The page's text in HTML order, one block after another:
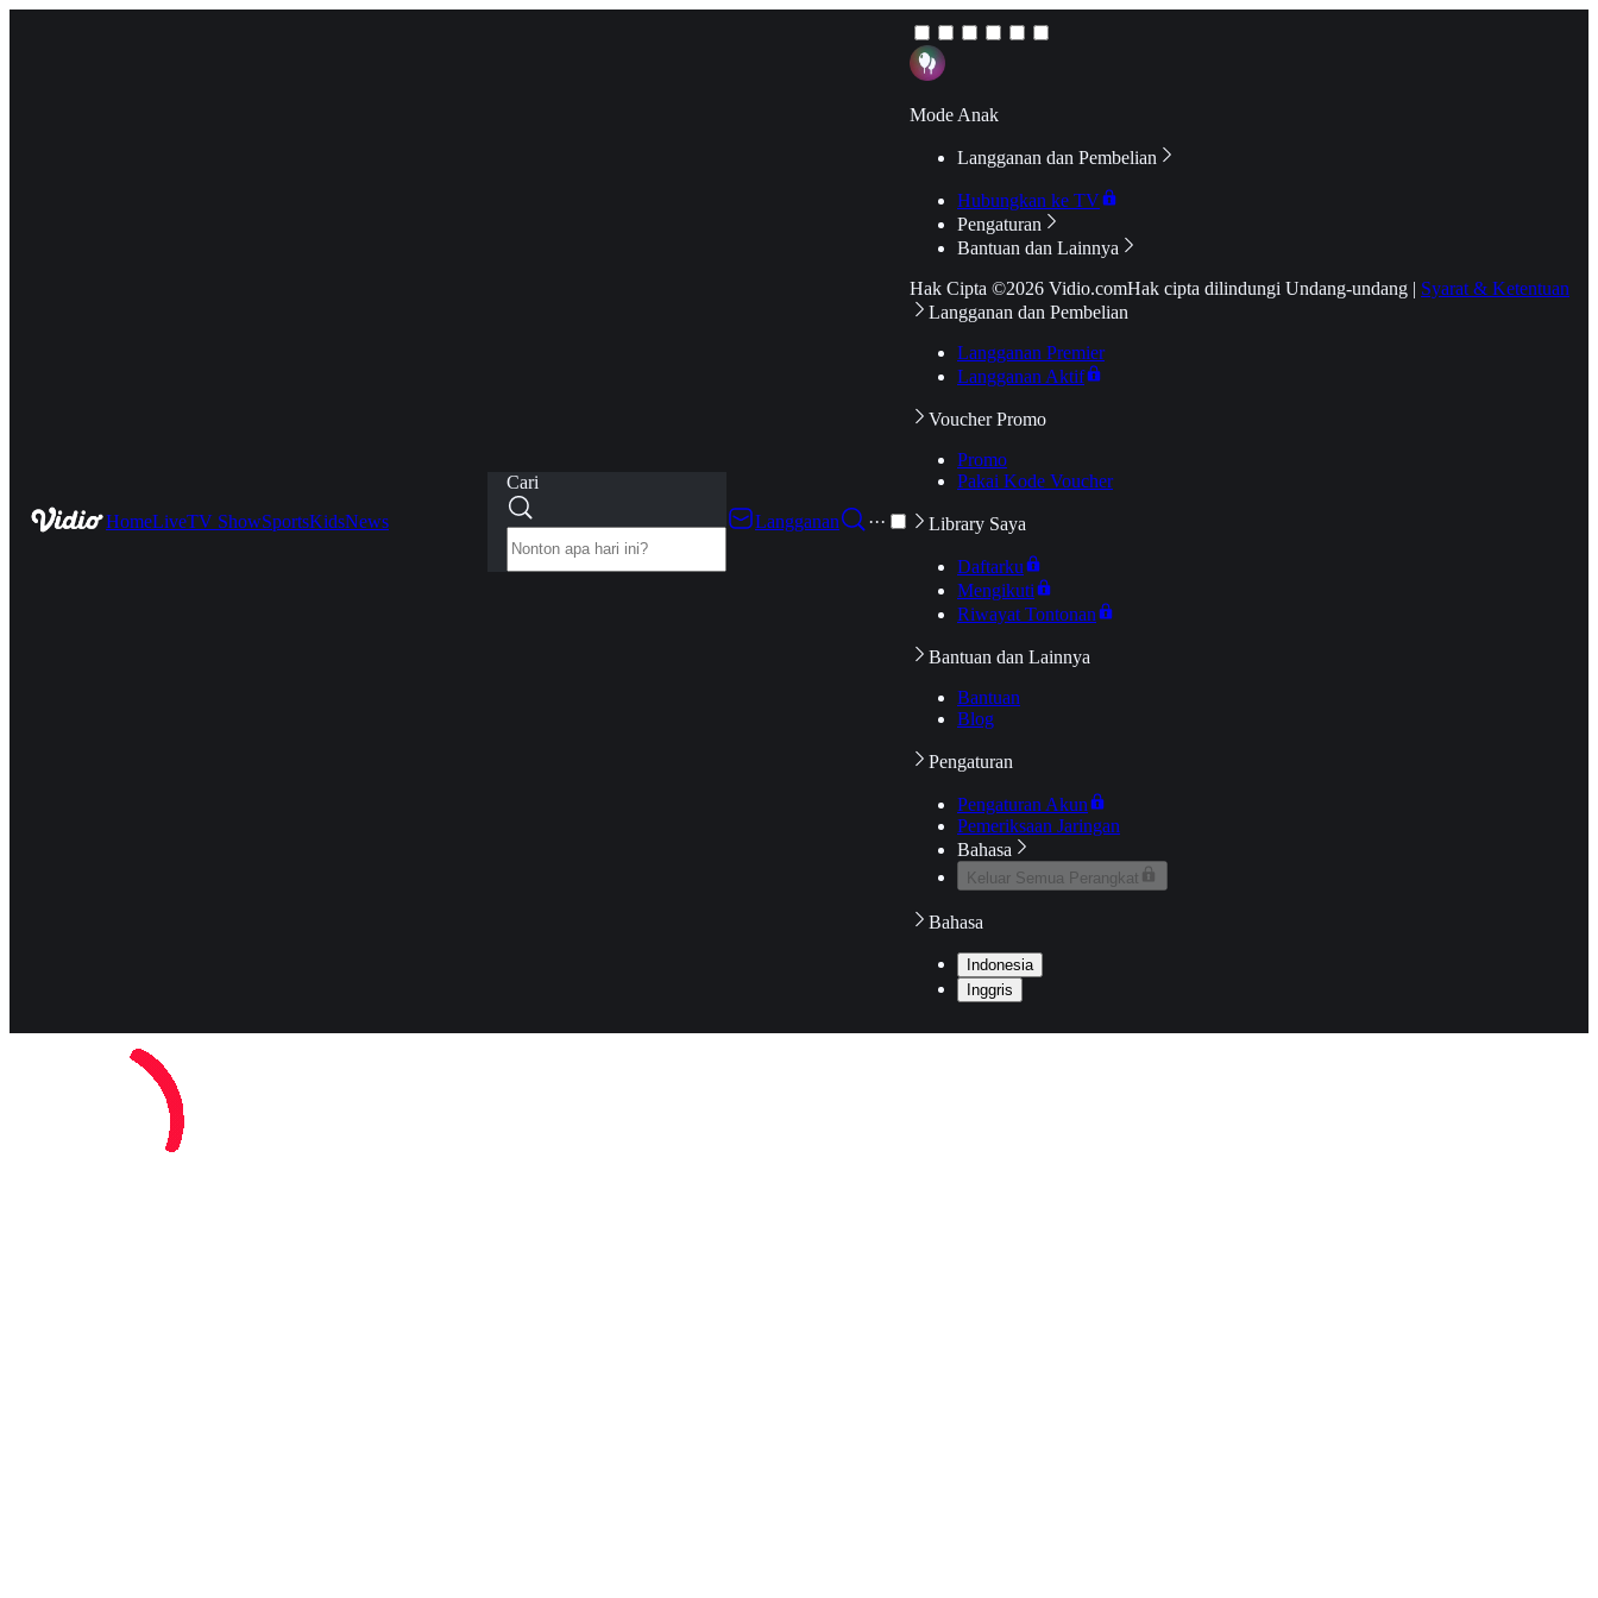
HomeLiveTV ShowSportsKidsNews
Cari
Langganan
···
Mode Anak
Langganan dan Pembelian
Hubungkan ke TV
Pengaturan
Bantuan dan Lainnya
Hak Cipta ©2026 Vidio.comHak cipta dilindungi Undang-undang | Syarat & Ketentuan
Langganan dan Pembelian
Langganan Premier
Langganan Aktif
Voucher Promo
Promo
Pakai Kode Voucher
Library Saya
Daftarku
Mengikuti
Riwayat Tontonan
Bantuan dan Lainnya
Bantuan
Blog
Pengaturan
Pengaturan Akun
Pemeriksaan Jaringan
Bahasa
Keluar Semua Perangkat
Bahasa
Indonesia
Inggris